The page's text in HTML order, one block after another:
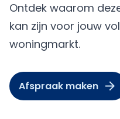
Ontdek waarom
kan zijn voor jouw
woningmarkt.
Afspraak maken